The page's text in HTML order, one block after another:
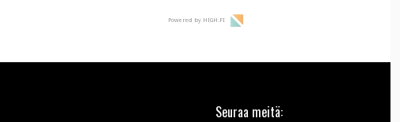
Powered by HIGH.FI
Seuraa meitä: